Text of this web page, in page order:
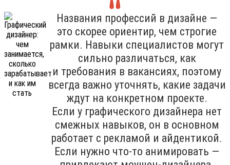
Названия профессий в дизайне —
это скорее ориентир, чем строгие
рамки. Навыки специалистов могут
сильно различаться, как
и требования в вакансиях, поэтому
всегда важно уточнять, какие задачи
ждут на конкретном проекте.
Если у графического дизайнера нет
смежных навыков, он в основном
работает с рекламой и айдентикой.
Если нужно что-то анимировать —